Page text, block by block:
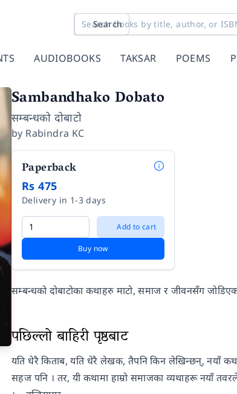
Search
AUDIOBOOKS TAKSAR POEMS
Sambandhako Dobato
सम्बन्धको दोबाटो
by Rabindra KC
Paperback
Rs 475
Delivery in 1-3 days
Add to cart
Buy now
सम्बन्धको दोबाटोका कथाहरु माटो, समाज र जीवनसँग
पछिल्लो बाहिरी पृष्ठबाट
यति धेरै किताब, यति धेरै लेखक, तैपनि किन लेखिन्छन्, नयाँ
सहज पनि । तर, यी कथामा हाम्रो समाजका व्यथाहरू नयाँ